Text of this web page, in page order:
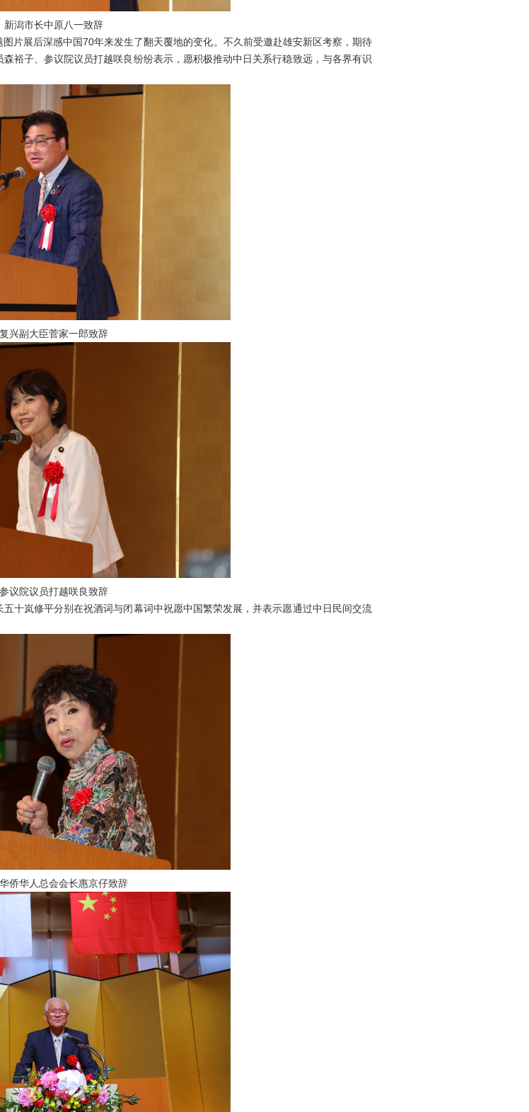
新潟市长中原八一致辞
展后深感中国70年来发生了翻天覆地的变化。不久前受邀赴雄安新区考察，期待
裕子、参议院议员打越咲良纷纷表示，愿积极推动中日关系行稳致远，与各界有识
复兴副大臣菅家一郎致辞
参议院议员打越咲良致辞
岚修平分别在祝酒词与闭幕词中祝愿中国繁荣发展，并表示愿通过中日民间交流
侨华人总会会长惠京仔致辞